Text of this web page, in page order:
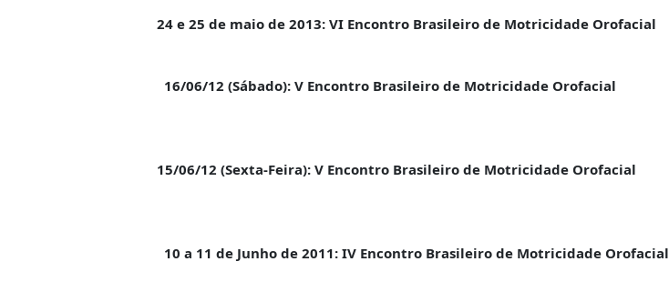
24 e 25 de maio de 2013: VI Encontro Brasileiro de Motricidade Orofacial
16/06/12 (Sábado): V Encontro Brasileiro de Motricidade Orofacial
15/06/12 (Sexta-Feira): V Encontro Brasileiro de Motricidade Orofacial
10 a 11 de Junho de 2011: IV Encontro Brasileiro de Motricidade Orofacial